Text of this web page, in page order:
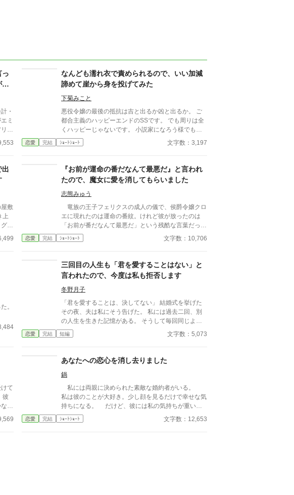
っ
全
・
ミ
ー
を
。
締
知
れ
て
なんども濡れ衣で責められるので、いい加減
諦めて崖から身を投げてみた
下菊みこと
悪役令嬢の最後の抵抗は吉と出るか凶と出るか。 ご
都合主義のハッピーエンドのSSです。 でも周りは全
くハッピーじゃないです。 小説家になろう様でも投
稿しています。
恋愛 完結 ｼｮｰﾄｼｮｰﾄ 文字数：3,197
出
敷
ラ
『お前が運命の番だなんて最悪だ』と言われ
たので、魔女に愛を消してもらいました
志熊みゅう
竜族の王子フェリクスの成人の儀で、侯爵令嬢クロ
エに現れたのは運命の番紋。けれど彼が放ったのは
「お前が番だなんて最悪だ」という残酷な言葉だっ
た。 異母妹ばかりを愛する王子、家族に疎まれる
日々に耐えきれなくなったクロエは、半地下に住む魔
嫉妬も失い、辺境で静かに生き直そうとした彼女のも
とに、三年後、王宮から使者が現れる。異母妹の魅了
が暴かれ、王子は今さら真実の愛を誓うが、クロエの
心にはもう何も響かない。愛されなかった令嬢と、愛
を取り戻したい竜王子。番たちの行く末は――。
恋愛 完結 ｼｮｰﾄｼｮｰﾄ 文字数：10,706
。
三回目の人生も「君を愛することはない」と
言われたので、今度は私も拒否します
冬野月子
「君を愛することは、決してない」 結婚式を挙げた
その夜、夫は私にそう告げた。 私には過去二回、別
の人生を生きた記憶がある。 そうして毎回同じよう
に言われてきた。 逃げた一回目、我慢した二回目。
いずれも上手くいかなかった。 だから今回は。
恋愛 完結 短編 文字数：5,073
て
伯
た
ら
あなたへの恋心を消し去りました
鍋
私には両親に決められた素敵な婚約者がいる。
私は彼のことが大好き。少し顔を見るだけで幸せな気
持ちになる。 だけど、彼には私の気持ちが重いみ
たい。 今、彼には憧れの人がいる。その人は大人
びた雰囲気をもつ二つ上の先輩。 彼は心は自由で
恋愛 完結 ｼｮｰﾄｼｮｰﾄ 文字数：12,653